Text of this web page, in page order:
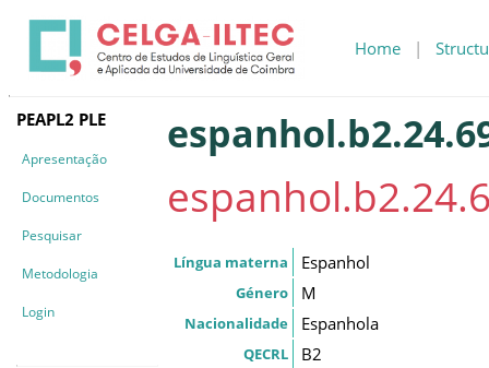
Home |
PEAPL2 PLE
Apresentação
Documentos
Pesquisar
Metodologia
Login
Língua materna Espanhol
Género M
Nacionalidade Espanhola
QECRL B2